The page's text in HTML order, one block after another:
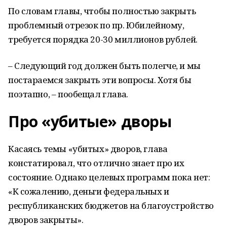
По словам главы, чтобы полностью закрыть
проблемный отрезок по пр. Юбилейному,
требуется порядка 20-30 миллионов рублей.
– Следующий год должен быть полегче, и мы
постараемся закрыть эти вопросы. Хотя бы
поэтапно, – пообещал глава.
Про «убитые» дворы
Касаясь темы «убитых» дворов, глава
констатировал, что отлично знает про их
состояние. Однако целевых программ пока нет:
«К сожалению, деньги федеральных и
республиканских бюджетов на благоустройство
дворов закрыты».